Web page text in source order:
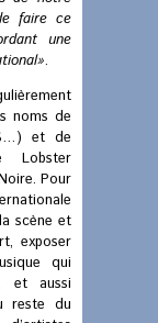
faire ce
une
.
noms de
et de
Lobster
Pour
scène et
exposer
qui
et aussi
reste du